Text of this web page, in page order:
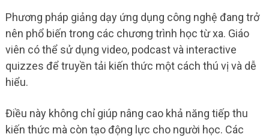
Phương pháp giảng dạy ứng dụng công nghệ đang trở
nên phổ biến trong các chương trình học từ xa. Giáo
viên có thể sử dụng video, podcast và interactive
quizzes để truyền tải kiến thức một cách thú vị và dễ
hiểu.
Điều này không chỉ giúp nâng cao khả năng tiếp thu
kiến thức mà còn tạo động lực cho người học. Các